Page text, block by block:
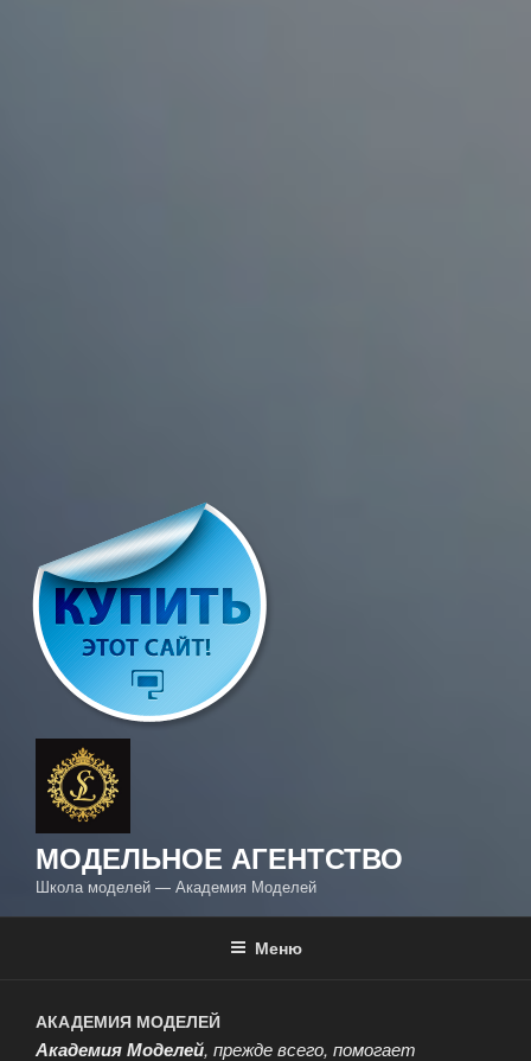
МОДЕЛЬНОЕ АГЕНТСТВО
Школа моделей — Академия Моделей
Меню
АКАДЕМИЯ МОДЕЛЕЙ
Академия Моделей, прежде всего, помогает